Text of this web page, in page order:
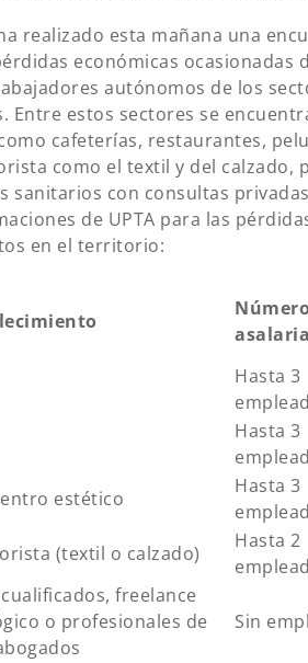
realizado esta mañana una
económicas ocasionadas
autónomos de los
Entre estos sectores se
cafeterías, restaurantes,
como el textil y del calzado,
sanitarios con consultas
de UPTA para las
en el territorio:
Hasta 3
Hasta 3
estético
Hasta 3
(textil o calzado)
Hasta 2
freelance
o profesionales de
Sin